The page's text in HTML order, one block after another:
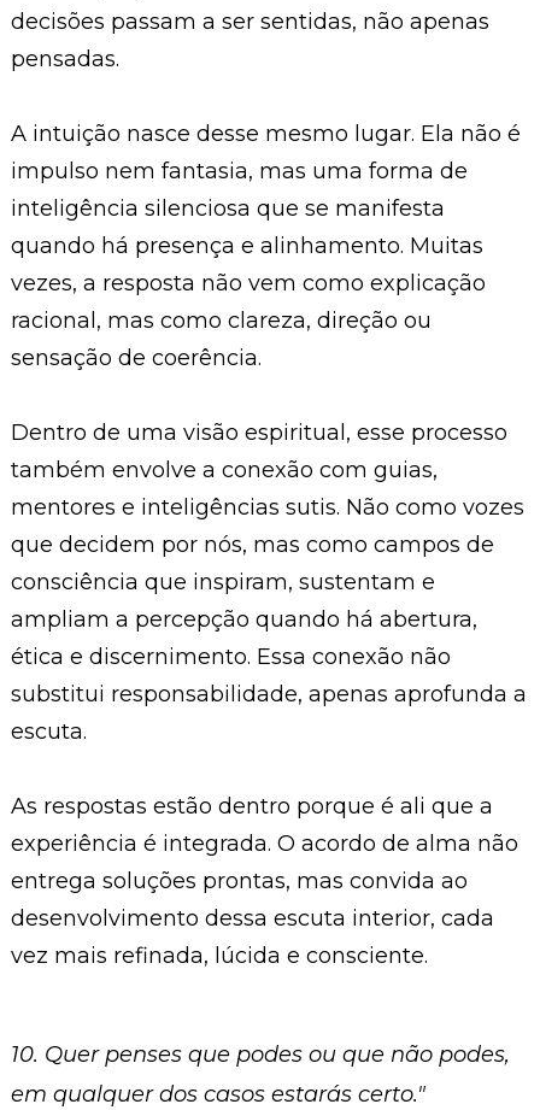
decisões passam a ser sentidas, não apenas
pensadas.
A intuição nasce desse mesmo lugar. Ela não é
impulso nem fantasia, mas uma forma de
inteligência silenciosa que se manifesta
quando há presença e alinhamento. Muitas
vezes, a resposta não vem como explicação
racional, mas como clareza, direção ou
sensação de coerência.
Dentro de uma visão espiritual, esse processo
também envolve a conexão com guias,
mentores e inteligências sutis. Não como vozes
que decidem por nós, mas como campos de
consciência que inspiram, sustentam e
ampliam a percepção quando há abertura,
ética e discernimento. Essa conexão não
substitui responsabilidade, apenas aprofunda a
escuta.
As respostas estão dentro porque é ali que a
experiência é integrada. O acordo de alma não
entrega soluções prontas, mas convida ao
desenvolvimento dessa escuta interior, cada
vez mais refinada, lúcida e consciente.
10. Quer penses que podes ou que não podes,
em qualquer dos casos estarás certo."